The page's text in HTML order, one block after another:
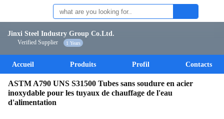
Jinxi Steel Industry Group Co.Ltd.
Verified Supplier 1 Years
Accueil Produits Profil Contacts
ASTM A790 UNS S31500 Tubes sans soudure en acier
inoxydable pour les tuyaux de chauffage de l'eau
d'alimentation